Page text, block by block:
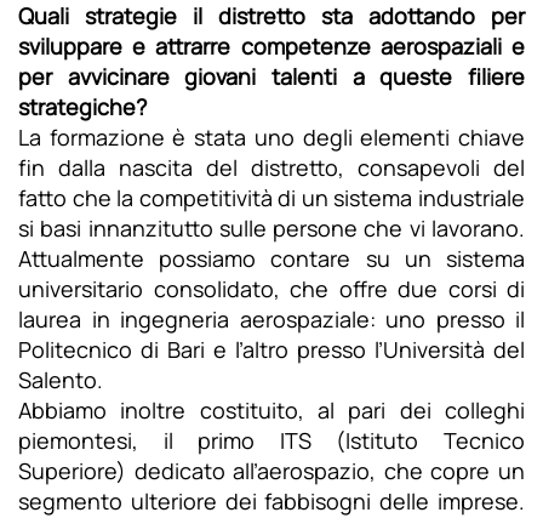
Quali strategie il distretto sta adottando per
sviluppare e attrarre competenze aerospaziali e
per avvicinare giovani talenti a queste filiere
strategiche?
La formazione è stata uno degli elementi chiave
fin dalla nascita del distretto, consapevoli del
fatto che la competitività di un sistema industriale
si basi innanzitutto sulle persone che vi lavorano.
Attualmente possiamo contare su un sistema
universitario consolidato, che offre due corsi di
laurea in ingegneria aerospaziale: uno presso il
Politecnico di Bari e l’altro presso l’Università del
Salento.
Abbiamo inoltre costituito, al pari dei colleghi
piemontesi, il primo ITS (Istituto Tecnico
Superiore) dedicato all’aerospazio, che copre un
segmento ulteriore dei fabbisogni delle imprese.